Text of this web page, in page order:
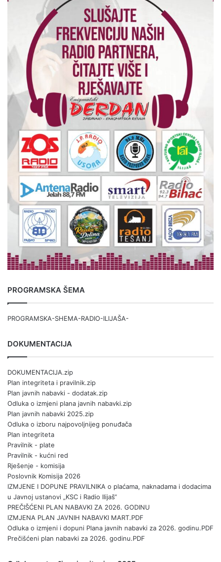
PROGRAMSKA ŠEMA
PROGRAMSKA-SHEMA-RADIO-ILIJAŠA-
DOKUMENTACIJA
DOKUMENTACIJA.zip
Plan integriteta i pravilnik.zip
Plan javnih nabavki - dodatak.zip
Odluka o izmjeni plana javnih nabavki.zip
Plan javnih nabavki 2025.zip
Odluka o izboru najpovoljnijeg ponuđača
Plan integriteta
Pravilnik - plate
Pravilnik - kućni red
Rješenje - komisija
Poslovnik Komisija 2026
IZMJENE I DOPUNE PRAVILNIKA o plaćama, naknadama i dodacima
u Javnoj ustanovi „KSC i Radio Ilijaš“
PREČIŠĆENI PLAN NABAVKI ZA 2026. GODINU
IZMJENA PLAN JAVNIH NABAVKI MART.PDF
Odluka o izmjeni i dopuni Plana javnih nabavki za 2026. godinu.PDF
Prečišćeni plan nabavki za 2026. godinu.PDF